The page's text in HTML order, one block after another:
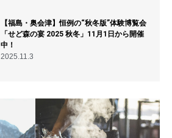
【福島・奥会津】恒例の“秋冬版”体験博覧会
「せど森の宴 2025 秋冬」11月1日から開催
中！
2025.11.3